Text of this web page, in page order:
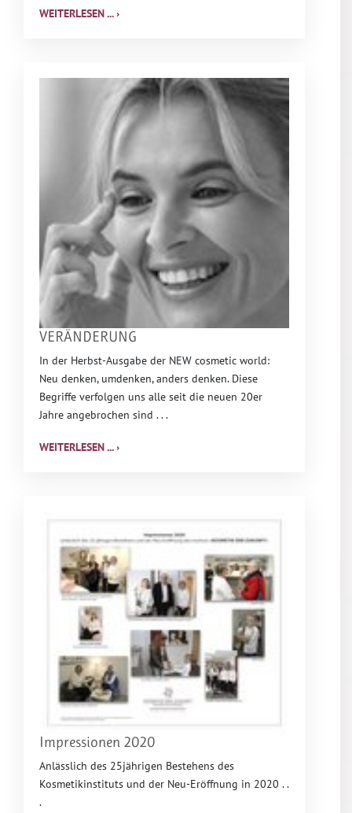
WEITERLESEN ... ›
VERÄNDERUNG
In der Herbst-Ausgabe der NEW cosmetic world:
Neu denken, umdenken, anders denken. Diese
Begriffe verfolgen uns alle seit die neuen 20er
Jahre angebrochen sind . . .
WEITERLESEN ... ›
Impressionen 2020
Anlässlich des 25jährigen Bestehens des
Kosmetikinstituts und der Neu-Eröffnung in 2020 . .
.